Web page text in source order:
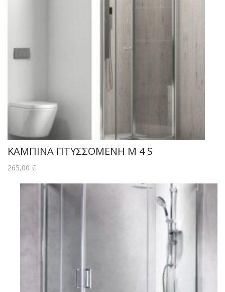
ΚΑΜΠΙΝΑ ΠΤΥΣΣΟΜΕΝΗ M 4 S
265,00 €